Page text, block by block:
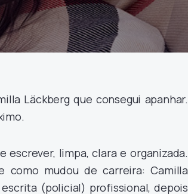
Läckberg que consegui apanhar.
limpa, clara e organizada.
mudou de carreira: Camilla
(policial) profissional, depois